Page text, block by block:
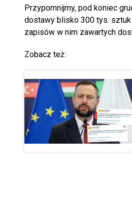
Przypomnijmy, pod koniec
dostawy blisko 300 tys. sztuk
zapisów w nim zawartych
Zobacz też: